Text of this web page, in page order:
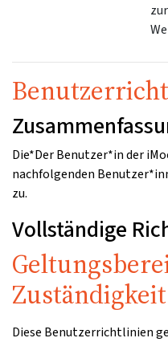
zur
Die*Der Benutzer*in der
nachfolgenden
zu.
Vollständige
Zuständigkeit
Diese Benutzerrichtlinien